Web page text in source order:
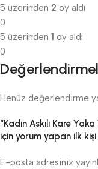
5 üzerinden 2 oy aldı
0
5 üzerinden 1 oy aldı
0
Henüz değerlendirme
“Kadın Askılı Kare
için yorum yapan ilk kişi
E-posta adresiniz